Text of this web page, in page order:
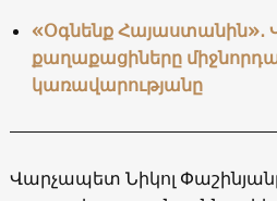
«Օգնենք
քաղաքացիները
կառավարությանը
Վարչապետ Նիկոլ